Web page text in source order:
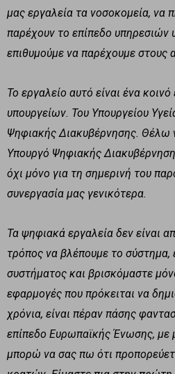
μας εργαλεία τα νοσοκομεία, να
παρέχουν το επίπεδο υπηρεσιών
επιθυμούμε να παρέχουμε στους
Το εργαλείο αυτό είναι ένα
υπουργείων. Του Υπουργείου
Ψηφιακής Διακυβέρνησης. Θέλω
Υπουργό Ψηφιακής
όχι μόνο για τη σημερινή του
συνεργασία μας γενικότερα.
Τα ψηφιακά εργαλεία δεν είναι
τρόπος να βλέπουμε το σύστημα,
συστήματος και βρισκόμαστε
εφαρμογές που πρόκειται να
χρόνια, είναι πέραν πάσης
επίπεδο Ευρωπαϊκής Ένωσης, με
μπορώ να σας πω ότι